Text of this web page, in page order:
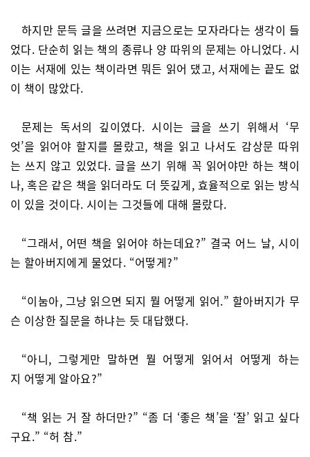
하지만 문득 글을 쓰려면 지금으로는 모자라다는 생각이 들
었다. 단순히 읽는 책의 종류나 양 따위의 문제는 아니었다. 시
이는 서재에 있는 책이라면 뭐든 읽어 댔고, 서재에는 끝도 없
이 책이 많았다.
문제는 독서의 깊이였다. 시이는 글을 쓰기 위해서 ‘무
엇’을 읽어야 할지를 몰랐고, 책을 읽고 나서도 감상문 따위
는 쓰지 않고 있었다. 글을 쓰기 위해 꼭 읽어야만 하는 책이
나, 혹은 같은 책을 읽더라도 더 뜻깊게, 효율적으로 읽는 방식
이 있을 것이다. 시이는 그것들에 대해 몰랐다.
“그래서, 어떤 책을 읽어야 하는데요?” 결국 어느 날, 시이
는 할아버지에게 물었다. “어떻게?”
“이눔아, 그냥 읽으면 되지 뭘 어떻게 읽어.” 할아버지가 무
슨 이상한 질문을 하냐는 듯 대답했다.
“아니, 그렇게만 말하면 뭘 어떻게 읽어서 어떻게 하는
지 어떻게 알아요?”
“책 읽는 거 잘 하더만?” “좀 더 ‘좋은 책’을 ‘잘’ 읽고 싶다
구요.” “허 참.”